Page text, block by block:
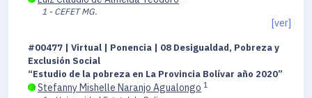
1 - CEFET MG.
[ver]
#00477 | Virtual | Ponencia | 08 Desigualdad, Pobreza y
Exclusión Social
“Estudio de la pobreza en La Provincia Bolívar año 2020”
Stefanny Mishelle Naranjo Agualongo 1